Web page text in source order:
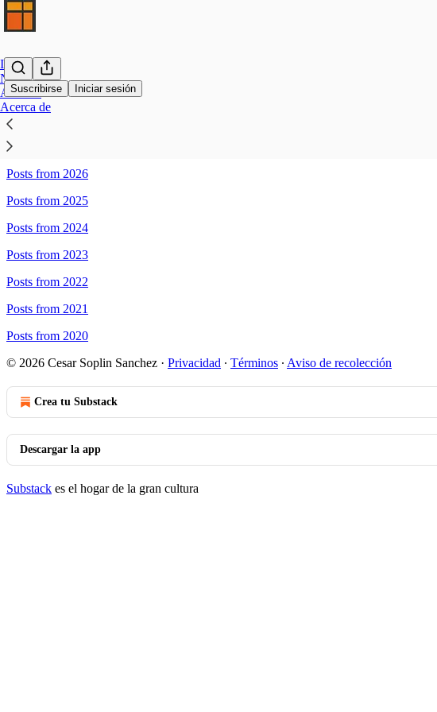
Suscribirse Iniciar sesión
Inicio
Notes
Archivo
Acerca de
Sitemap - Indexante Newsletter
Posts from 2026
Posts from 2025
Posts from 2024
Posts from 2023
Posts from 2022
Posts from 2021
Posts from 2020
© 2026 Cesar Soplin Sanchez · Privacidad ∙ Términos ∙ Aviso de recolección
Crea tu Substack
Descargar la app
Substack es el hogar de la gran cultura